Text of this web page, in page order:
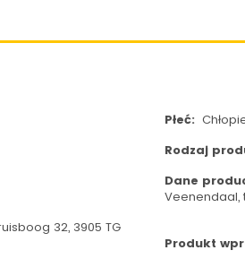
Płeć:
Rodzaj
Dane
32, 3905 TG
Produkt